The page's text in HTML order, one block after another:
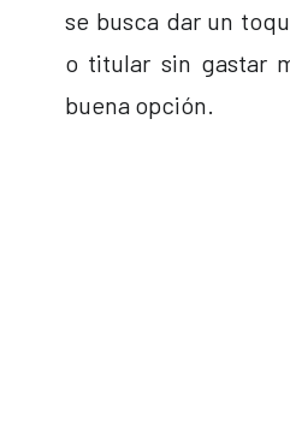
se busca dar un
o titular sin gastar
buena opción.